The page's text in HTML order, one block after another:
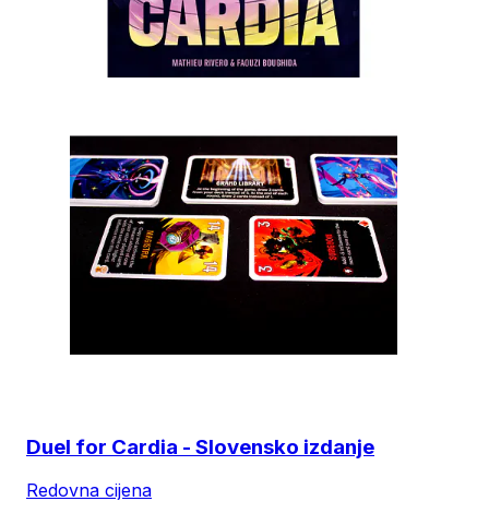
Duel for Cardia - Slovensko izdanje
Redovna cijena